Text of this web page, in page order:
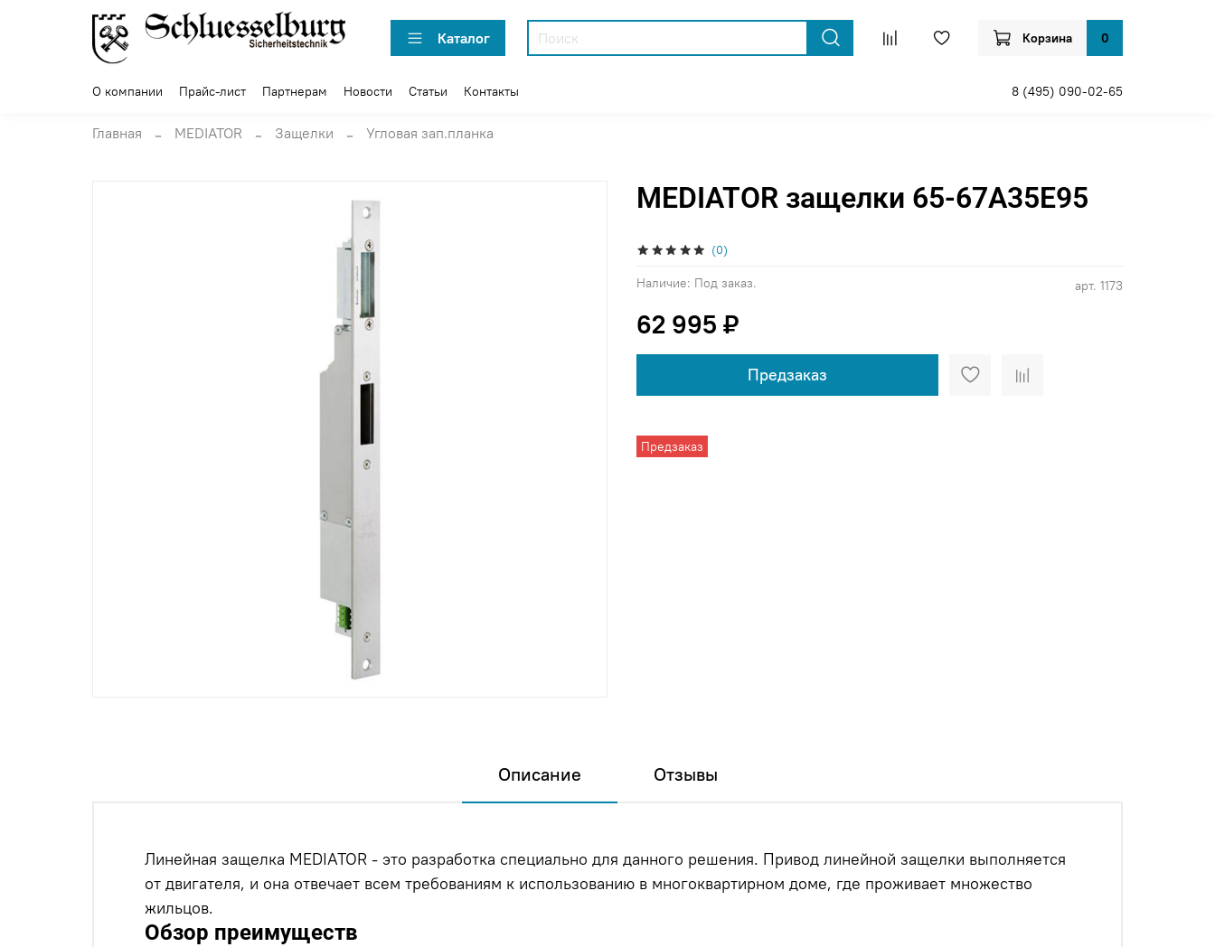
Каталог Корзина 0
О компании Прайс-лист Партнерам Новости Статьи Контакты 8 (495) 090-02-65
Главная MEDIATOR Защелки Угловая зап.планка
(0)
арт. 1173
Наличие: Под заказ.
Предзаказ
MEDIATOR защелки 65-67A35E95
62 995 ₽
Предзаказ
Описание Отзывы
Линейная защелка MEDIATOR - это разработка специально для данного решения. Привод линейной защелки выполняется
от двигателя, и она отвечает всем требованиям к использованию в многоквартирном доме, где проживает множество
жильцов.
Обзор преимуществ